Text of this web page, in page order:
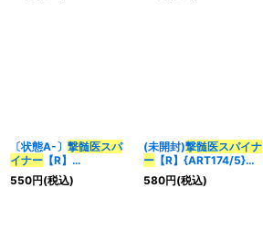
〔状態A-〕 撃髄医スパ
イナー 【R】
{ART174/5}《闇》
550円(税込)
(未開封)撃髄医スパイナ
ー【R】{ART174/5}
《闇》
580円(税込)